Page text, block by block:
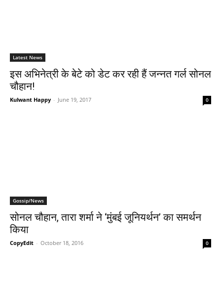
Latest News
इस अभिनेत्री के बेटे को डेट कर रही हैं जन्‍नत गर्ल सोनल
चौहान!
Kulwant Happy - June 19, 2017 0
Gossip/News
सोनल चौहान, तारा शर्मा ने ‘मुंबई जूनियर्थन’ का समर्थन
किया
CopyEdit - October 18, 2016 0